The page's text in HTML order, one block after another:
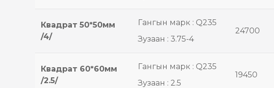
Квадрат 50*50мм
/4/
Гангын марк : Q235
Зузаан : 3.75-4
24700
Квадрат 60*60мм
/2.5/
Гангын марк : Q235
Зузаан : 2.5
19450